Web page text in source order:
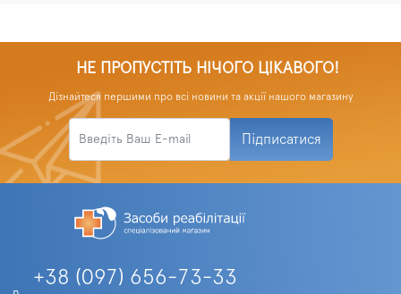
НЕ ПРОПУСТІТЬ НІЧОГО ЦІКАВОГО!
Дізнайтеся першими про всі новини та акції нашого магазину
Підписатися
+38 (097) 656-73-33